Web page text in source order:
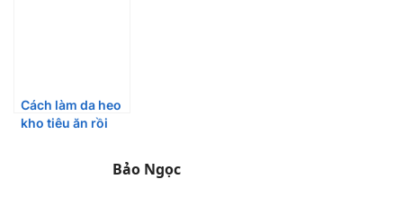
Cách làm da heo
kho tiêu ăn rồi
Bảo Ngọc